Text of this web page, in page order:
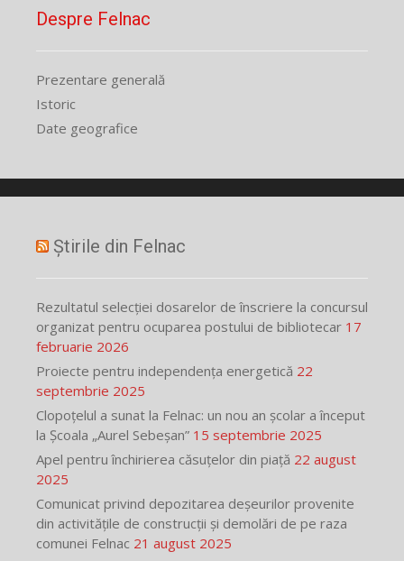
Despre Felnac
Prezentare generală
Istoric
Date geografice
Știrile din Felnac
Rezultatul selecției dosarelor de înscriere la concursul
organizat pentru ocuparea postului de bibliotecar 17
februarie 2026
Proiecte pentru independența energetică 22
septembrie 2025
Clopoțelul a sunat la Felnac: un nou an școlar a început
la Școala „Aurel Sebeșan” 15 septembrie 2025
Apel pentru închirierea căsuțelor din piață 22 august
2025
Comunicat privind depozitarea deșeurilor provenite
din activitățile de construcții și demolări de pe raza
comunei Felnac 21 august 2025